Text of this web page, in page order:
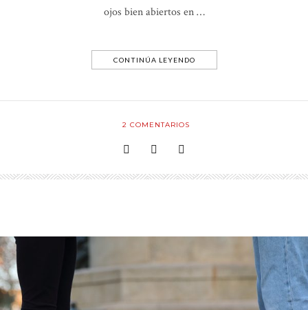
ojos bien abiertos en …
CONTINÚA LEYENDO
2 COMENTARIOS